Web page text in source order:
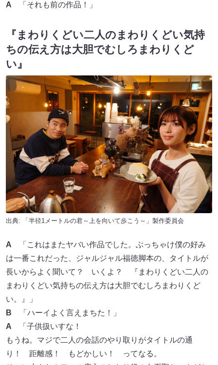
A
「それも前の作品！」
『まわりくどい二人のまわりくどい気持
ちの伝え方は大胆でむしろまわりくど
い』
出典: 「半径1メートルの君～上を向いて歩こう～」製作委員会
A
「これはまたヤバい作品でした。ぶっちゃけ僕の好み
は一番これだった、ジャルジャル福徳脚本の、タイトルが
長いからよく聞いて？ いくよ？ 『まわりくどい二人の
まわりくどい気持ちの伝え方は大胆でむしろまわりくど
い。』」
B
「ハーイよく言えまちた！」
A
「子供扱いすな！
もうね。マジで二人の会話のやり取りがタイトルの通
り！ 距離感！ もどかしい！ ってなる。